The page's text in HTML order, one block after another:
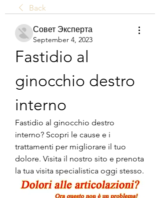
Back
Совет Эксперта
September 4, 2023
Fastidio al
ginocchio destro
interno
Fastidio al ginocchio destro
interno? Scopri le cause e i
trattamenti per migliorare il tuo
dolore. Visita il nostro sito e prenota
la tua visita specialistica oggi stesso.